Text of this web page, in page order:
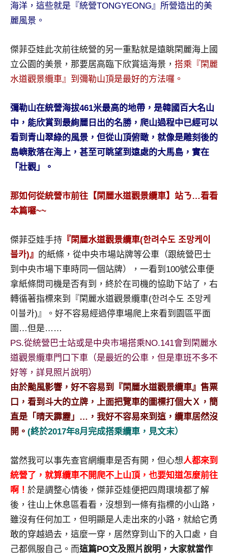
目
主
吳
哥
泰
旅
遊
書
者、
各
表
會
動
主
持、
學
企
業
講
座、
部
客
及
旅
遊
雜
誌
欄、
觀
光
局
合
作
達
人
海洋，這些就是『統營TONGYEONG』所營造出的美
麗風景。
傑菲亞娃此次前往統營的另一重點就是遠眺閑麗海上國
立公園的美景，那要居高臨下欣賞這海景， 搭乘『閑麗
水道觀景纜車』到彌勒山頂是最好的方法囉。
彌勒山在統營海拔461米最高的地帶，是韓國百大名山
中，能欣賞到最絢麗日出的名勝，爬山過程中已經可以
看到青山翠綠的風景，但從山頂俯瞰，就像是雕刻後的
島嶼散落在海上，甚至可眺望到遠處的大馬島，實在
「壯觀」。
那如何從統營市前往 【閑麗水道觀景纜車】站ㄋ…看看
本篇囉~~
傑菲亞娃手持 『閑麗水道觀景纜車(한려수도 조망케이
블카)』 的紙條，從中央市場站牌等公車（跟統營巴士
到中央市場下車時同一個站牌），一看到100號公車便
拿紙條問司機是否有到，終於在司機的協助下站了，右
轉循著指標來到『閑麗水道觀景纜車(한려수도 조망케
이블카)』。好不容易經過停車場爬上來看到園區平面
圖…但是……
PS.從統營巴士站或是中央市場搭乘NO.141會到閑麗水
道觀景纜車門口下車（是最近的公車，但是車班不多不
好等，詳見照片說明）
由於颱風影響，好不容易到『閑麗水道觀景纜車』售票
口，看到斗大的立牌，上面把覽車的圖標打個大Ｘ，簡
直是「晴天霹靂」…，我好不容易來到這，纜車居然沒
開。 (終於2017年8月完成搭乘纜車，見文末）
當然我可以事先查官網纜車是否有開，但心想人都來到
統營了，就算纜車不開爬不上山頂，也要知道怎麼前往
啊！ 於是調整心情後，傑菲亞娃便把四周環境都了解
後，往山上休息區看看，沒想到一條有指標的小山路，
雖沒有任何加工，但明顯是人走出來的小路，就給它勇
敢的穿越過去，這麼一穿，居然穿到山下的入口處，自
己都佩服自己。而這篇PO文及照片說明，大家就當作